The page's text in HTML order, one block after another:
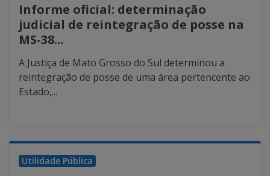
Informe oficial: determinação
judicial de reintegração de posse na
MS-38...
A Justiça de Mato Grosso do Sul determinou a
reintegração de posse de uma área pertencente ao
Estado,...
Utilidade Pública